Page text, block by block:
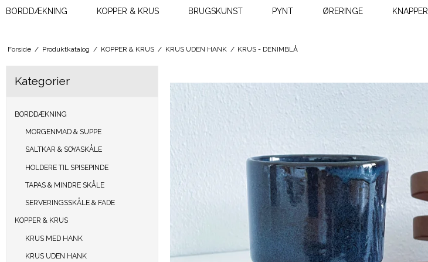
BORDDÆKNING KOPPER & KRUS BRUGSKUNST PYNT ØRERINGE KNAPPER
Forside / Produktkatalog / KOPPER & KRUS / KRUS UDEN HANK / KRUS - DENIMBLÅ
Kategorier
BORDDÆKNING
MORGENMAD & SUPPE
SALTKAR & SOYASKÅLE
HOLDERE TIL SPISEPINDE
TAPAS & MINDRE SKÅLE
SERVERINGSSKÅLE & FADE
KOPPER & KRUS
KRUS MED HANK
KRUS UDEN HANK